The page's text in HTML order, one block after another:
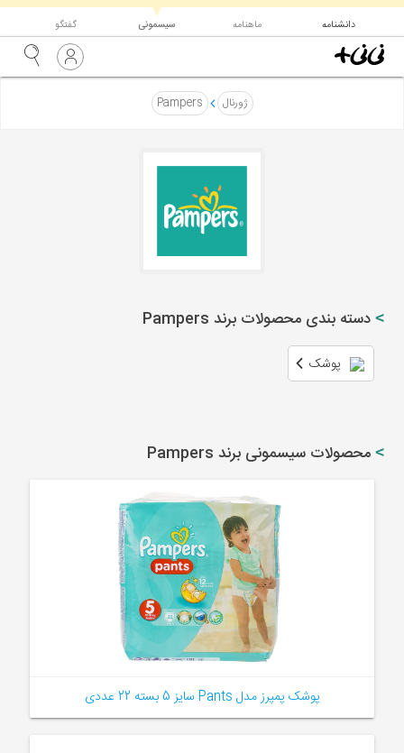
دانشنامه ماهنامه سیسمونی
▼ گفتگو
ژورنال Pampers
دسته بندی محصولات برند Pampers
پوشک
محصولات سیسمونی برند Pampers
پوشک پمپرز مدل Pants سایز 5 بسته 22 عددی